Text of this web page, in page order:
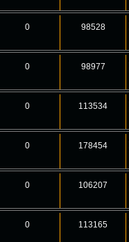
0 98528
0 98977
0 113534
0 178454
0 106207
0 113165